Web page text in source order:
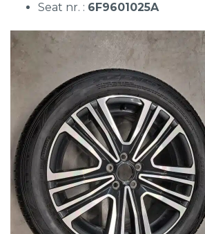
Seat nr. : 6F9601025A